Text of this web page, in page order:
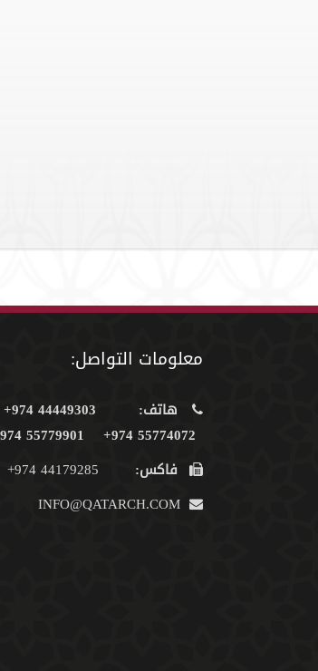
معلومات التواصل:
هاتف:
44449303 974+
55774072 974+
55779901 974+
فاكس: